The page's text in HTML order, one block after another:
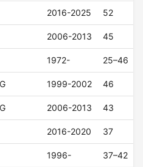
2016-2025 52
2006-2013 45
1972- 25–46
1999-2002 46
2006-2013 43
2016-2020 37
1996- 37–42